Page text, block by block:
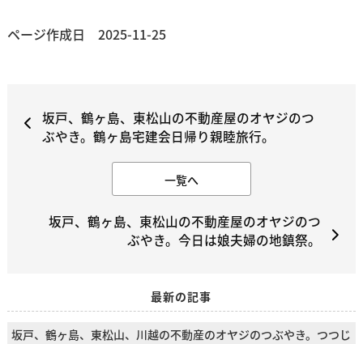
ページ作成日 2025-11-25
坂戸、鶴ヶ島、東松山の不動産屋のオヤジのつ
ぶやき。鶴ヶ島宅建会日帰り親睦旅行。
一覧へ
坂戸、鶴ヶ島、東松山の不動産屋のオヤジのつ
ぶやき。今日は娘夫婦の地鎮祭。
最新の記事
坂戸、鶴ヶ島、東松山、川越の不動産のオヤジのつぶやき。つつじ